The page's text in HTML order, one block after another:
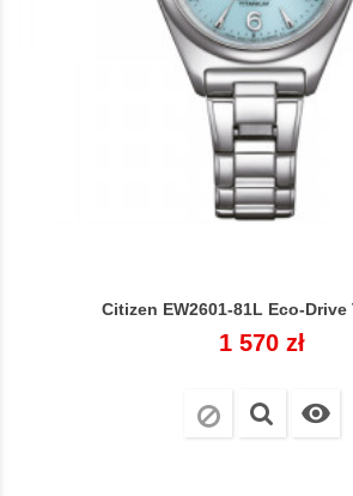
Citizen EW2601-81L Eco-
Cena
1 570 zł
